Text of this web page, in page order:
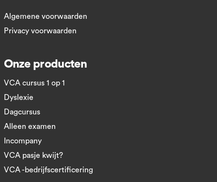
Algemene voorwaarden
Privacy voorwaarden
Onze producten
VCA cursus 1 op 1
Dyslexie
Dagcursus
Alleen examen
Incompany
VCA pasje kwijt?
VCA -bedrijfscertificering